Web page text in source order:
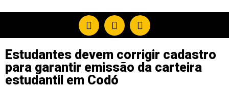
Estudantes devem corrigir cadastro
para garantir emissão da carteira
estudantil em Codó